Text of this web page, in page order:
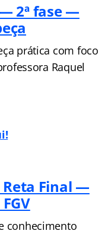
2ª fase —
prática com foco
Raquel
Reta Final —
conhecimento